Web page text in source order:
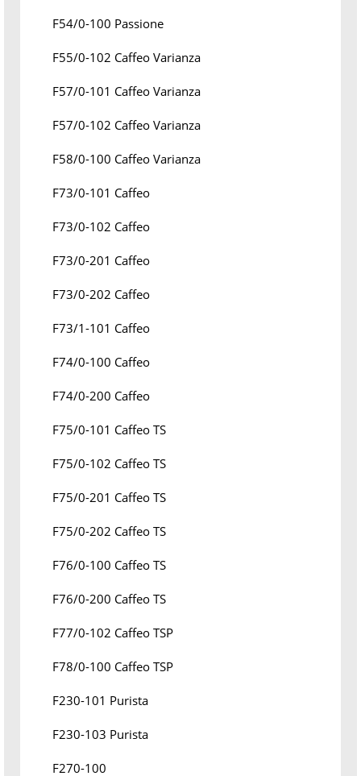
F54/0-100 Passione
F55/0-102 Caffeo Varianza
F57/0-101 Caffeo Varianza
F57/0-102 Caffeo Varianza
F58/0-100 Caffeo Varianza
F73/0-101 Caffeo
F73/0-102 Caffeo
F73/0-201 Caffeo
F73/0-202 Caffeo
F73/1-101 Caffeo
F74/0-100 Caffeo
F74/0-200 Caffeo
F75/0-101 Caffeo TS
F75/0-102 Caffeo TS
F75/0-201 Caffeo TS
F75/0-202 Caffeo TS
F76/0-100 Caffeo TS
F76/0-200 Caffeo TS
F77/0-102 Caffeo TSP
F78/0-100 Caffeo TSP
F230-101 Purista
F230-103 Purista
F270-100